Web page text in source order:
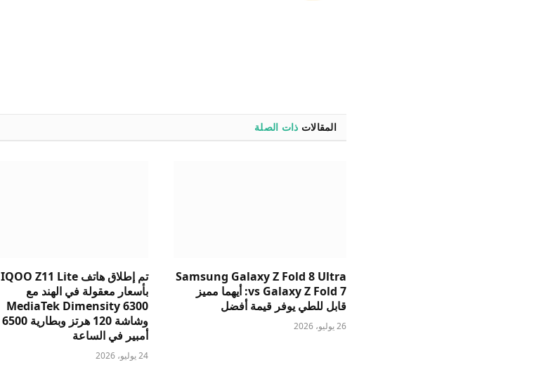
المقالات ذات الصلة
Samsung Galaxy Z Fold 8 Ultra
vs Galaxy Z Fold 7: أيهما مميز
قابل للطي يوفر قيمة أفضل
26 يوليو، 2026
تم إطلاق هاتف IQOO Z11 Lite
بأسعار معقولة في الهند مع
MediaTek Dimensity 6300
أمبير في الساعة
24 يوليو، 2026